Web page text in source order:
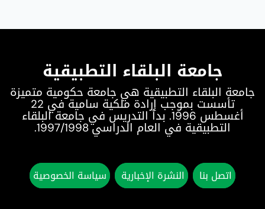
جامعة البلقاء التطبيقية
جامعة البلقاء التطبيقية هي جامعة حكومية متميزة
تأسست بموجب إرادة ملكية سامية في 22
أغسطس 1996. بدأ التدريس في جامعة البلقاء
التطبيقية في العام الدراسي 1997/1998.
اتصل بنا النشرة الإخبارية سياسة الخصوصية